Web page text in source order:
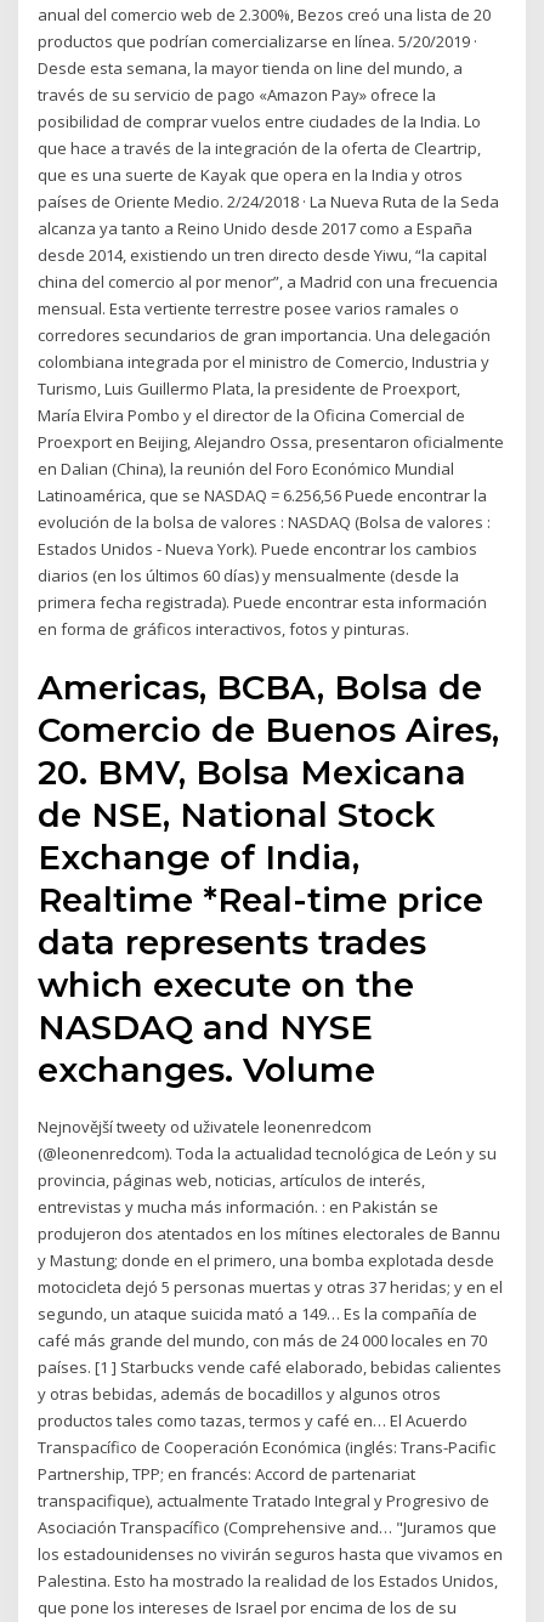
anual del comercio web de 2.300%, Bezos creó una lista de 20
productos que podrían comercializarse en línea. 5/20/2019 ·
Desde esta semana, la mayor tienda on line del mundo, a
través de su servicio de pago «Amazon Pay» ofrece la
posibilidad de comprar vuelos entre ciudades de la India. Lo
que hace a través de la integración de la oferta de Cleartrip,
que es una suerte de Kayak que opera en la India y otros
países de Oriente Medio. 2/24/2018 · La Nueva Ruta de la Seda
alcanza ya tanto a Reino Unido desde 2017 como a España
desde 2014, existiendo un tren directo desde Yiwu, “la capital
china del comercio al por menor”, a Madrid con una frecuencia
mensual. Esta vertiente terrestre posee varios ramales o
corredores secundarios de gran importancia. Una delegación
colombiana integrada por el ministro de Comercio, Industria y
Turismo, Luis Guillermo Plata, la presidente de Proexport,
María Elvira Pombo y el director de la Oficina Comercial de
Proexport en Beijing, Alejandro Ossa, presentaron oficialmente
en Dalian (China), la reunión del Foro Económico Mundial
Latinoamérica, que se NASDAQ = 6.256,56 Puede encontrar la
evolución de la bolsa de valores : NASDAQ (Bolsa de valores :
Estados Unidos - Nueva York). Puede encontrar los cambios
diarios (en los últimos 60 días) y mensualmente (desde la
primera fecha registrada). Puede encontrar esta información
en forma de gráficos interactivos, fotos y pinturas.
Americas, BCBA, Bolsa de
Comercio de Buenos Aires,
20. BMV, Bolsa Mexicana
de NSE, National Stock
Exchange of India,
Realtime *Real-time price
data represents trades
which execute on the
NASDAQ and NYSE
exchanges. Volume
Nejnovější tweety od uživatele leonenredcom
(@leonenredcom). Toda la actualidad tecnológica de León y su
provincia, páginas web, noticias, artículos de interés,
entrevistas y mucha más información. : en Pakistán se
produjeron dos atentados en los mítines electorales de Bannu
y Mastung; donde en el primero, una bomba explotada desde
motocicleta dejó 5 personas muertas y otras 37 heridas; y en el
segundo, un ataque suicida mató a 149… Es la compañía de
café más grande del mundo, con más de 24 000 locales en 70
países. [1 ] Starbucks vende café elaborado, bebidas calientes
y otras bebidas, además de bocadillos y algunos otros
productos tales como tazas, termos y café en… El Acuerdo
Transpacífico de Cooperación Económica (inglés: Trans-Pacific
Partnership, TPP; en francés: Accord de partenariat
transpacifique), actualmente Tratado Integral y Progresivo de
Asociación Transpacífico (Comprehensive and… "Juramos que
los estadounidenses no vivirán seguros hasta que vivamos en
Palestina. Esto ha mostrado la realidad de los Estados Unidos,
que pone los intereses de Israel por encima de los de su